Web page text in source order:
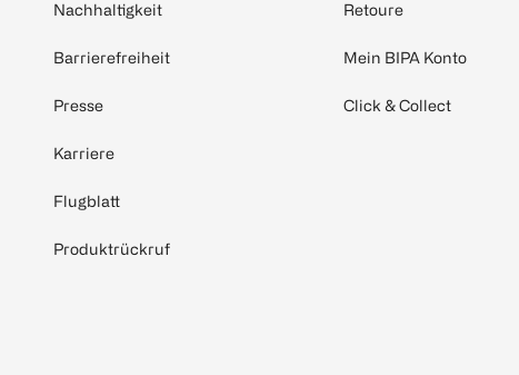
Nachhaltigkeit
Barrierefreiheit
Presse
Karriere
Flugblatt
Produktrückruf
Retoure
Mein BIPA Konto
Click & Collect